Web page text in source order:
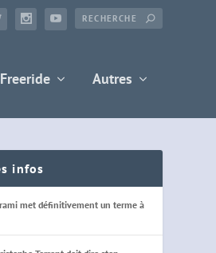
Freeride Autres
infos
met définitivement un terme à